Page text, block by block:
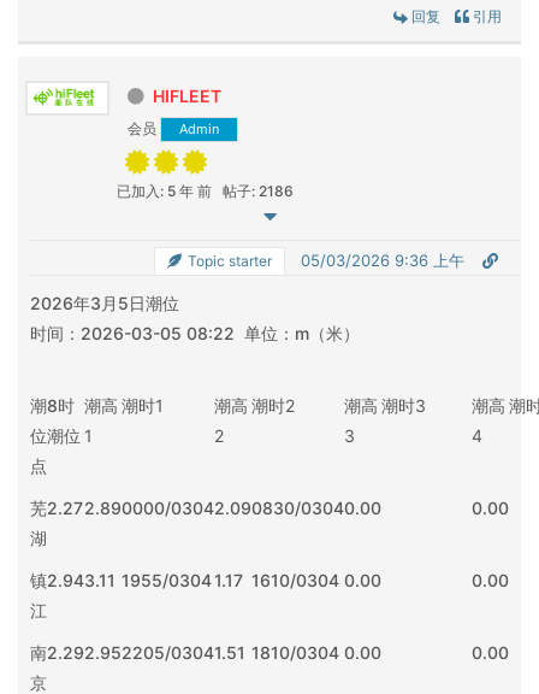
回复 引用
HIFLEET
会员 Admin
已加入: 5 年 前 帖子: 2186
Topic starter 05/03/2026 9:36 上午
2026年3月5日潮位
时间：2026-03-05 08:22 单位：m（米）
潮
位
点
8时
潮位
潮高
1
潮时1
潮高
2
潮时2
潮高
3
潮时3
潮高
4
潮
芜
湖
2.272.890000/03042.090830/03040.00 0.00
镇
江
2.943.11 1955/03041.17 1610/0304 0.00 0.00
南
京
2.292.952205/03041.51 1810/0304 0.00 0.00